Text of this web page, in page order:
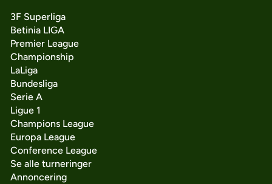
3F Superliga
Betinia LIGA
Premier League
Championship
LaLiga
Bundesliga
Serie A
Ligue 1
Champions League
Europa League
Conference League
Se alle turneringer
Annoncering